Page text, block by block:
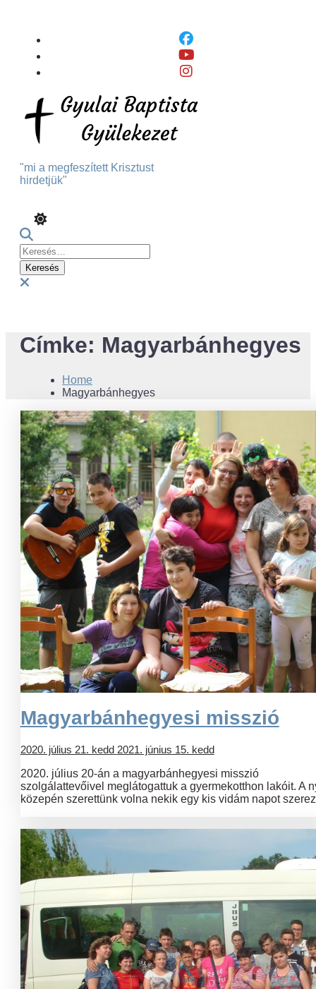
Content
"mi a megfeszített Krisztust
hirdetjük"
Keresés:
Címke: Magyarbánhegyes
Home
Magyarbánhegyes
Magyarbánhegyesi misszió
2020. július 21. kedd 2021. június 15. kedd
2020. július 20-án a magyarbánhegyesi misszió
szolgálattevőivel meglátogattuk a gyermekotthon lakóit. A
közepén szerettünk volna nekik egy kis vidám napot